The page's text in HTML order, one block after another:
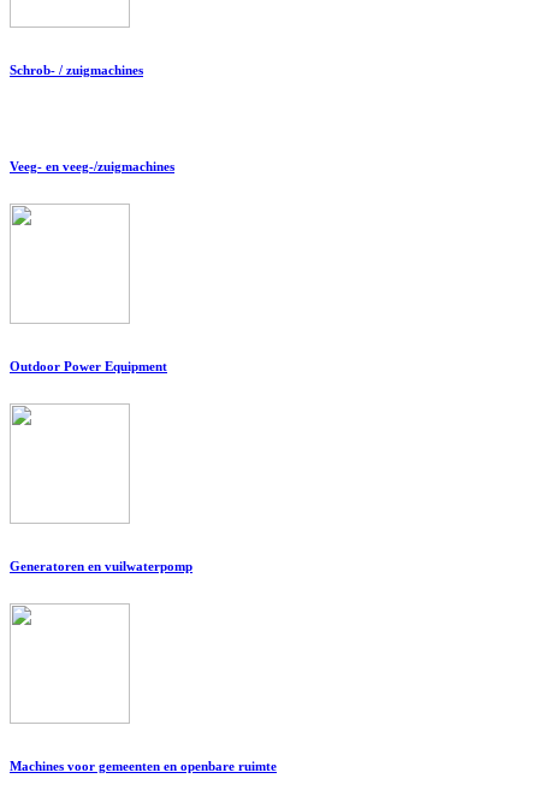
Schrob- / zuigmachines
Veeg- en veeg-/zuigmachines
Outdoor Power Equipment
Generatoren en vuilwaterpomp
Machines voor gemeenten en openbare ruimte